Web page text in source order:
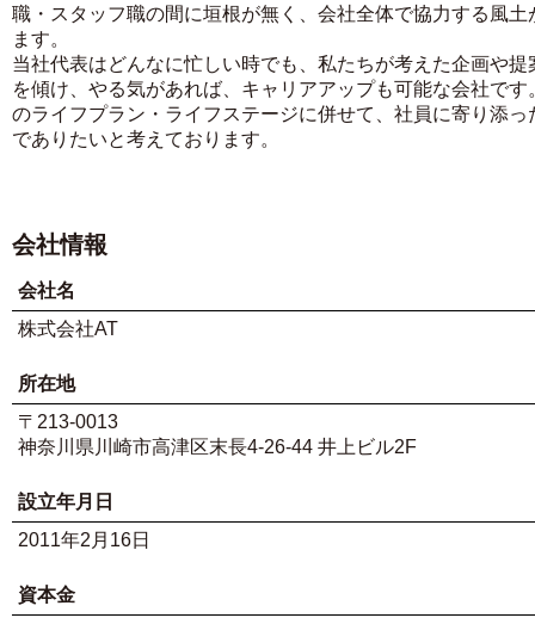
職・スタッフ職の間に垣根が無く、会社全体で協力する風土
ます。
当社代表はどんなに忙しい時でも、私たちが考えた企画や提
を傾け、やる気があれば、キャリアアップも可能な会社です
のライフプラン・ライフステージに併せて、社員に寄り添っ
でありたいと考えております。
会社情報
会社名
株式会社AT
所在地
〒213-0013
神奈川県川崎市高津区末長4-26-44 井上ビル2F
設立年月日
2011年2月16日
資本金